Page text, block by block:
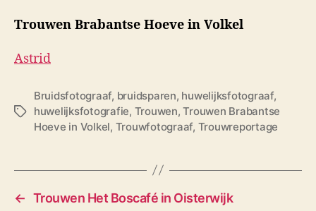
Trouwen Brabantse Hoeve in Volkel
Astrid
T
Bruidsfotograaf, bruidsparen, huwelijksfotograaf,
huwelijksfotografie, Trouwen,Trouwen Brabantse
Hoeve in Volkel, Trouwfotograaf, Trouwreportage
← Trouwen Het Boscafé in Oisterwijk